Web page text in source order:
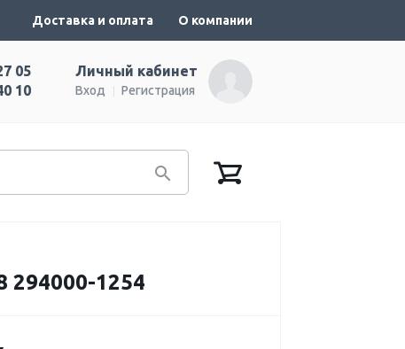
Доставка и оплата О компании
Личный кабинет
Вход Регистрация
05
10
294000-1254